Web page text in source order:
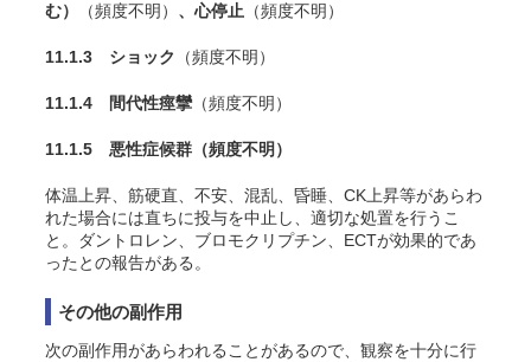
む）
（頻度不明） 、心停止 （頻度不明）
11.1.3 ショック （頻度不明）
11.1.4 間代性痙攣（頻度不明）
11.1.5 悪性症候群 （頻度不明）
体温上昇、筋硬直、不安、混乱、昏睡、CK上昇等があらわ
れた場合には直ちに投与を中止し、適切な処置を行うこ
と。ダントロレン、ブロモクリプチン、ECTが効果的であ
ったとの報告がある。
その他の副作用
次の副作用があらわれることがあるので、観察を十分に行